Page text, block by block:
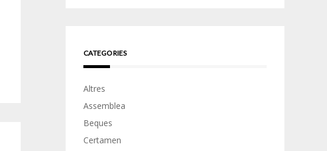
CATEGORIES
Altres
Assemblea
Beques
Certamen